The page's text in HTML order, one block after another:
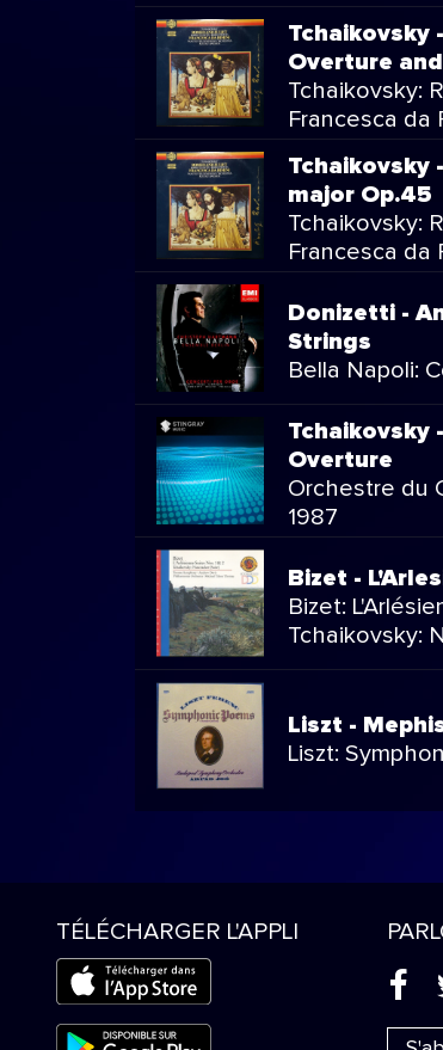
Tchaikovsky
Overture
Tchaikovsky:
Francesca da
Tchaikovsky
major Op.45
Tchaikovsky:
Francesca da
Donizetti -
Strings
Bella Napoli:
Tchaikovsky
Overture
Orchestre du
1987
Bizet -
Bizet:
Tchaikovsky:
Liszt -
Liszt:
TÉLÉCHARGER L'APPLI
(